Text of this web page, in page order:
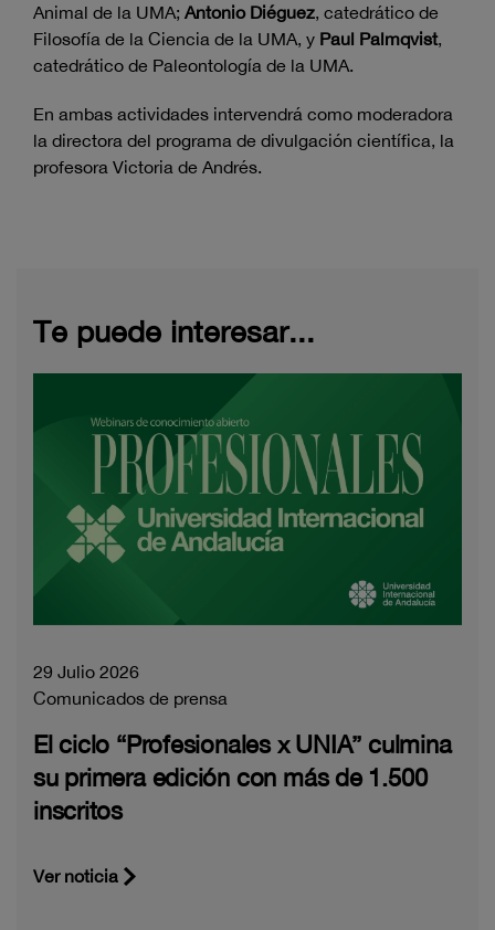
Animal de la UMA; Antonio Diéguez, catedrático de
Filosofía de la Ciencia de la UMA, y Paul Palmqvist,
catedrático de Paleontología de la UMA.
En ambas actividades intervendrá como moderadora
la directora del programa de divulgación científica, la
profesora Victoria de Andrés.
Te puede interesar...
29 Julio 2026
Comunicados de prensa
El ciclo “Profesionales x UNIA” culmina
su primera edición con más de 1.500
inscritos
Ver noticia